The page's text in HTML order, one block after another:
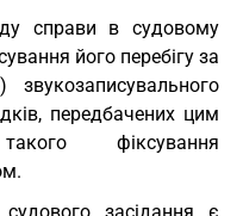
справи в судовому
його перебігу за
передбачених цим
фіксування